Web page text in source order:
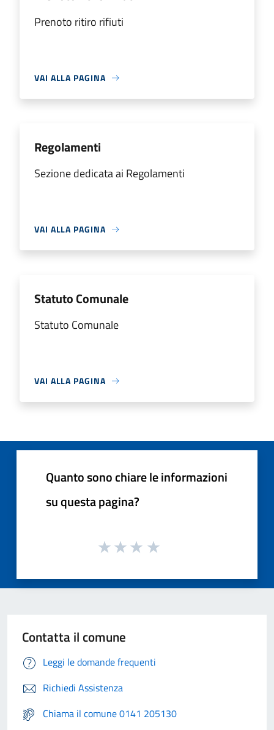
Prenoto ritiro rifiuti
VAI ALLA PAGINA
Regolamenti
Sezione dedicata ai Regolamenti
VAI ALLA PAGINA
Statuto Comunale
Statuto Comunale
VAI ALLA PAGINA
Quanto sono chiare le informazioni
su questa pagina?
Contatta il comune
Leggi le domande frequenti
Richiedi Assistenza
Chiama il comune 0141 205130